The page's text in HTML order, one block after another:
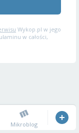
Wykop.pl w jego
w całości,
Mikroblog